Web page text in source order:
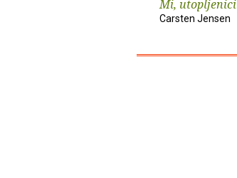
Mi, utopljenici
Carsten Jensen